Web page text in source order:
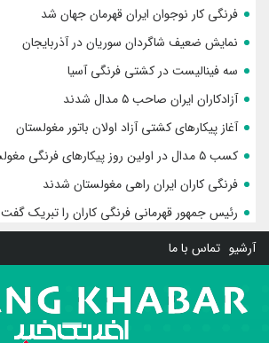
فرنگی کار نوجوان ایران قهرمان جهان شد
نمایش ضعیف شاگردان سوریان در آذربایجان
سه فینالیست در کشتی فرنگی آسیا
آزادکاران ایران صاحب ۵ مدال شدند
آغاز پیکارهای کشتی آزاد اولان باتور مغولستان
کسب ۵ مدال در اولین روز پیکارهای فرنگی مغولستان
فرنگی کاران ایران راهی مغولستان شدند
رئیس جمهور قهرمانی فرنگی کاران را تبریک گفت
آرشیو تماس با ما